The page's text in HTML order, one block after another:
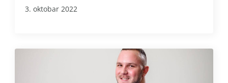
3. oktobar 2022